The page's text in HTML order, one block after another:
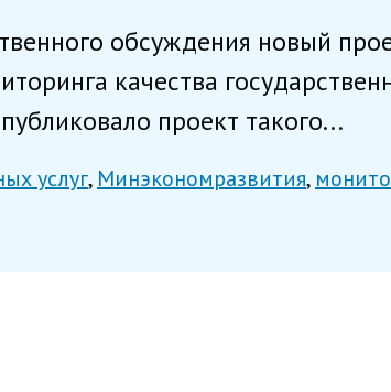
обсуждения новый
качества
проект такого...
услуг Минэкономразвития